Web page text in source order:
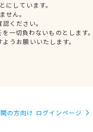
しています。
せん。
ください。
一切負わないものとします。
うお願いいたします。
の方向け ログインページ